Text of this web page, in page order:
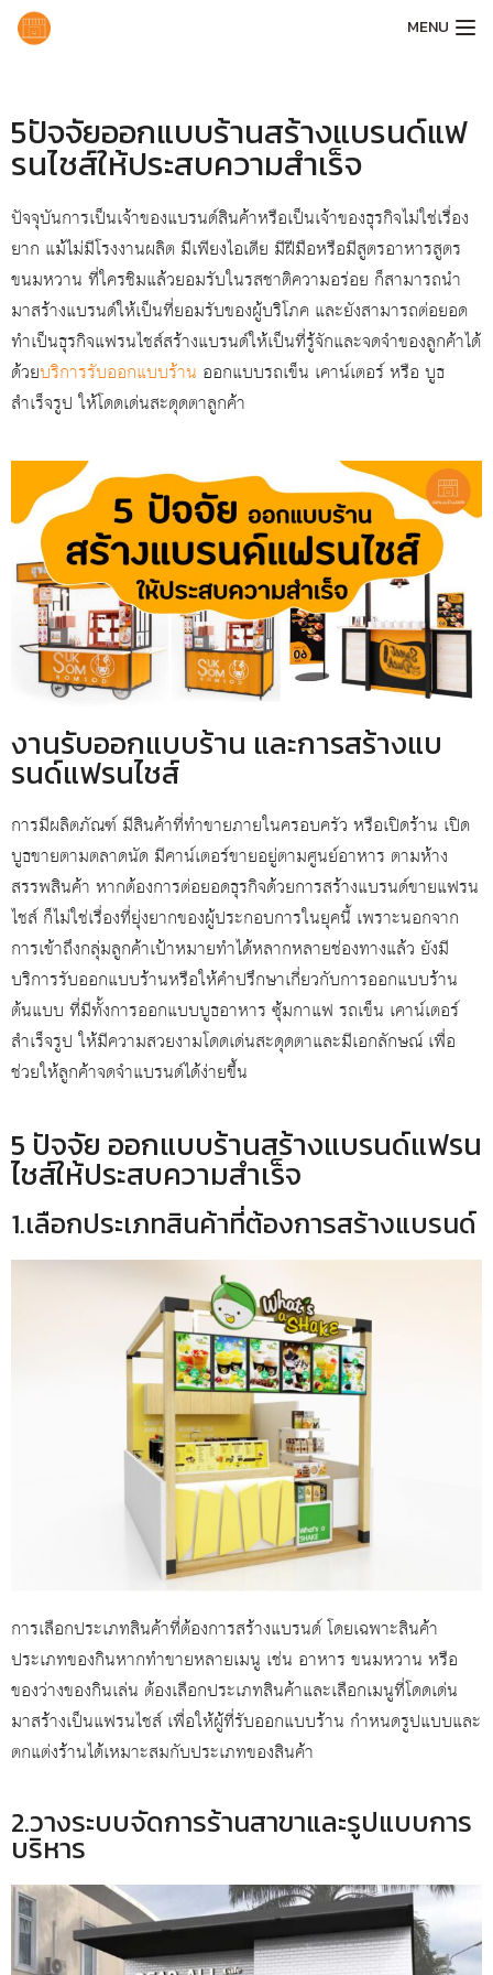
MENU
5ปัจจัยออกแบบร้านสร้างแบรนด์แฟ
รนไชส์ให้ประสบความสำเร็จ
ปัจจุบันการเป็นเจ้าของแบรนด์สินค้าหรือเป็นเจ้าของธุรกิจไม่ใช่เรื่อง
ยาก แม้ไม่มีโรงงานผลิต มีเพียงไอเดีย มีฝีมือหรือมีสูตรอาหารสูตร
ขนมหวาน ที่ใครชิมแล้วยอมรับในรสชาติความอร่อย ก็สามารถนำ
มาสร้างแบรนด์ให้เป็นที่ยอมรับของผู้บริโภค และยังสามารถต่อยอด
ทำเป็นธุรกิจแฟรนไชส์สร้างแบรนด์ให้เป็นที่รู้จักและจดจำของลูกค้าได้
ด้วยบริการรับออกแบบร้าน ออกแบบรถเข็น เคาน์เตอร์ หรือ บูธ
สำเร็จรูป ให้โดดเด่นสะดุดตาลูกค้า
งานรับออกแบบร้าน และการสร้างแบ
รนด์แฟรนไชส์
การมีผลิตภัณฑ์ มีสินค้าที่ทำขายภายในครอบครัว หรือเปิดร้าน เปิด
บูธขายตามตลาดนัด มีคาน์เตอร์ขายอยู่ตามศูนย์อาหาร ตามห้าง
สรรพสินค้า หากต้องการต่อยอดธุรกิจด้วยการสร้างแบรนด์ขายแฟรน
ไชส์ ก็ไม่ใช่เรื่องที่ยุ่งยากของผู้ประกอบการในยุคนี้ เพราะนอกจาก
การเข้าถึงกลุ่มลูกค้าเป้าหมายทำได้หลากหลายช่องทางแล้ว ยังมี
บริการรับออกแบบร้านหรือให้คำปรึกษาเกี่ยวกับการออกแบบร้าน
ต้นแบบ ที่มีทั้งการออกแบบบูธอาหาร ซุ้มกาแฟ รถเข็น เคาน์เตอร์
สำเร็จรูป ให้มีความสวยงามโดดเด่นสะดุดตาและมีเอกลักษณ์ เพื่อ
ช่วยให้ลูกค้าจดจำแบรนด์ได้ง่ายขึ้น
5 ปัจจัย ออกแบบร้านสร้างแบรนด์แฟรน
ไชส์ให้ประสบความสำเร็จ
1.เลือกประเภทสินค้าที่ต้องการสร้างแบรนด์
การเลือกประเภทสินค้าที่ต้องการสร้างแบรนด์ โดยเฉพาะสินค้า
ประเภทของกินหากทำขายหลายเมนู เช่น อาหาร ขนมหวาน หรือ
ของว่างของกินเล่น ต้องเลือกประเภทสินค้าและเลือกเมนูที่โดดเด่น
มาสร้างเป็นแฟรนไชส์ เพื่อให้ผู้ที่รับออกแบบร้าน กำหนดรูปแบบและ
ตกแต่งร้านได้เหมาะสมกับประเภทของสินค้า
2.วางระบบจัดการร้านสาขาและรูปแบบการ
บริหาร